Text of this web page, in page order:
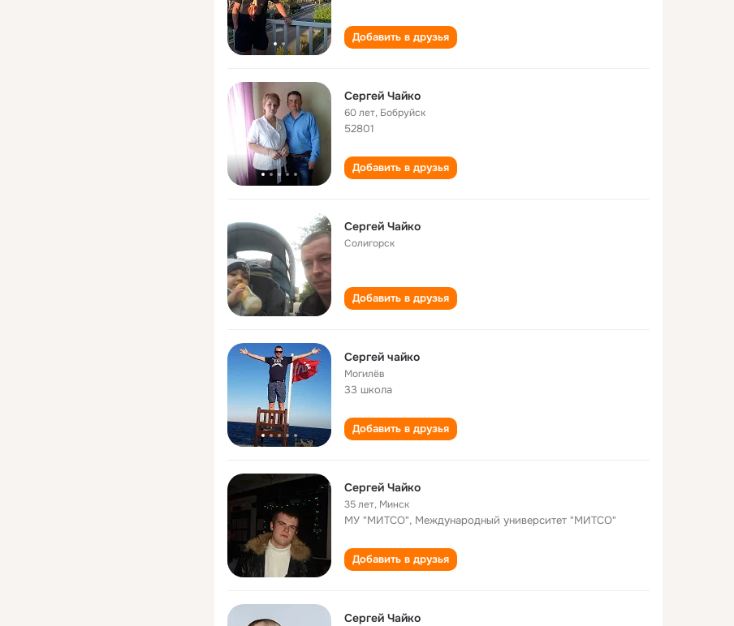
Добавить в друзья
Сергей Чайко
60 лет, Бобруйск
52801
Добавить в друзья
Сергей Чайко
Солигорск
Добавить в друзья
Сергей чайко
Могилёв
33 школа
Добавить в друзья
Сергей Чайко
35 лет, Минск
МУ "МИТСО", Международный университет "МИТСО"
Добавить в друзья
Сергей Чайко